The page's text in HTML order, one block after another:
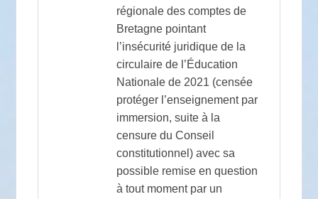
régionale des comptes de
Bretagne pointant
l’insécurité juridique de la
circulaire de l’Éducation
Nationale de 2021 (censée
protéger l’enseignement par
immersion, suite à la
censure du Conseil
constitutionnel) avec sa
possible remise en question
à tout moment par un